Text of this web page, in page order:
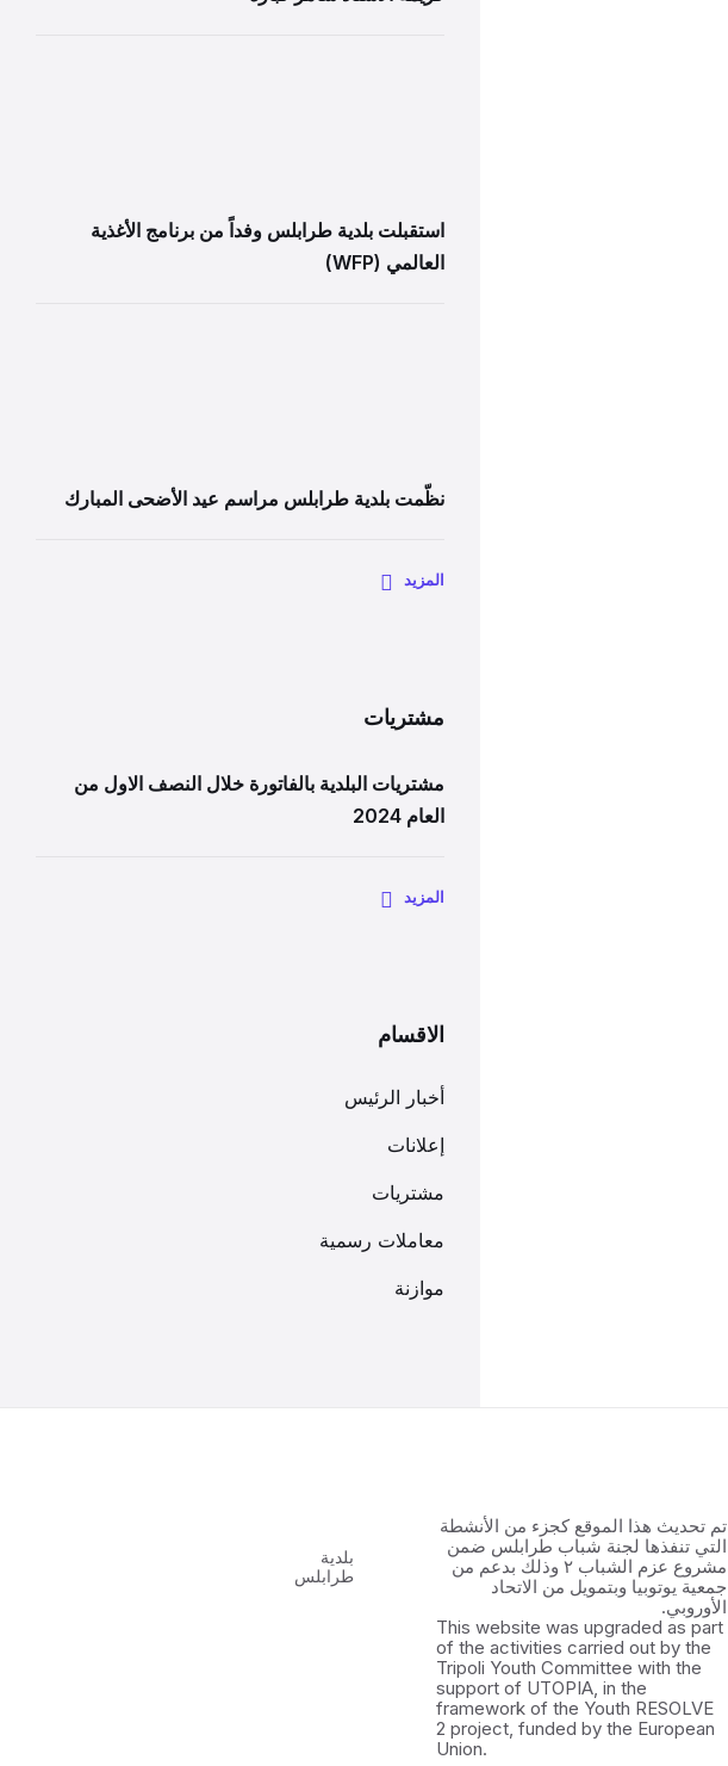
استقبلت بلدية طرابلس وفداً من برنامج الأغذية
العالمي (WFP)
نظّمت بلدية طرابلس مراسم عيد الأضحى المبارك
المزيد
مشتريات
مشتريات البلدية بالفاتورة خلال النصف الاول من
العام 2024
المزيد
الاقسام
أخبار الرئيس
إعلانات
مشتريات
معاملات رسمية
موازنة
تم تحديث هذا الموقع كجزء من الأنشطة
التي تنفذها لجنة شباب طرابلس ضمن
مشروع عزم الشباب ٢ وذلك بدعم من
جمعية يوتوبيا وبتمويل من الاتحاد
الأوروبي.
This website was upgraded as part
of the activities carried out by the
Tripoli Youth Committee with the
support of UTOPIA, in the
framework of the Youth RESOLVE
2 project, funded by the European
Union.
بلدية
طرابلس